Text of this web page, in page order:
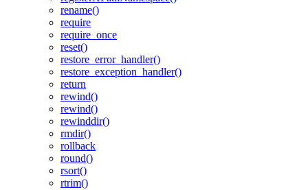
rename()
require
require_once
reset()
restore_error_handler()
restore_exception_handler()
return
rewind()
rewind()
rewinddir()
rmdir()
rollback
round()
rsort()
rtrim()